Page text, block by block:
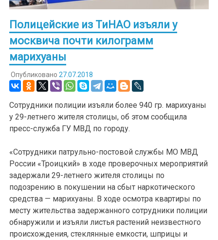
Полицейские из ТиНАО изъяли у
москвича почти килограмм
марихуаны
Опубликовано 27.07.2018
Сотрудники полиции изъяли более 940 гр. марихуаны
у 29-летнего жителя столицы, об этом сообщила
пресс-служба ГУ МВД по городу.
«Сотрудники патрульно-постовой службы МО МВД
России «Троицкий» в ходе проверочных мероприятий
задержали 29-летнего жителя столицы по
подозрению в покушении на сбыт наркотического
средства — марихуаны. В ходе осмотра квартиры по
месту жительства задержанного сотрудники полиции
обнаружили и изъяли листья растений неизвестного
происхождения, стеклянные емкости, шприцы и